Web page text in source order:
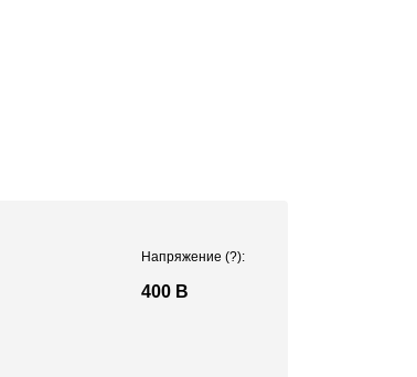
Напряжение(?):
400 В